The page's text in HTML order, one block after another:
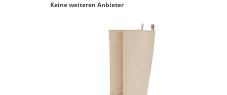
Keine weiteren Anbieter